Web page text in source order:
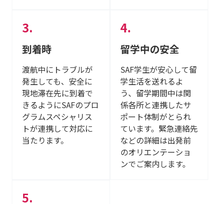
到着時
渡航中にトラブルが
発生しても、安全に
現地滞在先に到着で
きるようにSAFのプロ
グラムスペシャリス
トが連携して対応に
当たります。
留学中の安全
SAF学生が安心して留
学生活を送れるよ
う、留学期間中は関
係各所と連携したサ
ポート体制がとられ
ています。緊急連絡先
などの詳細は出発前
のオリエンテーショ
ンでご案内します。